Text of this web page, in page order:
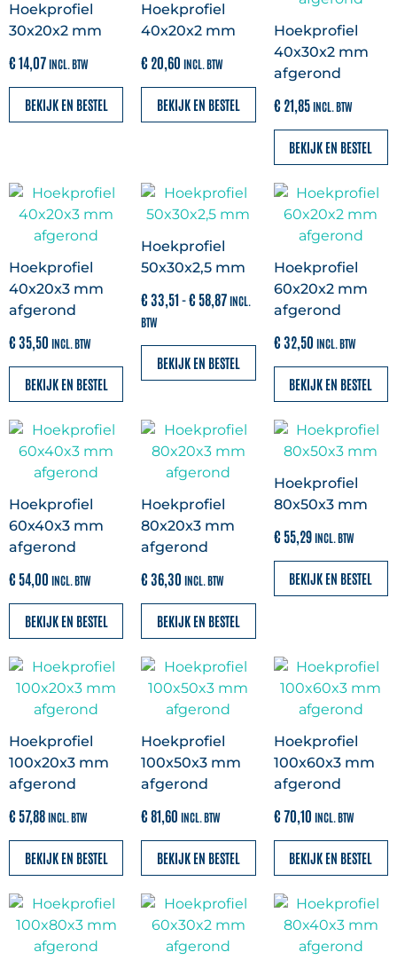
Milexx dakrandpanelen (0
Milexx dakrandpanelen haakse
hoek (0
)
Kunststof boeidelen
Milexx boeidelen
Vinyplus boeidelen (0)
Overstekken en buitenplafonds (
Holle schrootpanelen
Milexx platpanelen (0
Volschuim boeidelen (0)
Deeplas boeidelen (0)
Milexx Bigboard dakrandpanelen
met structuurfolie
0)
Milexx Volschuim dakranden (0)
Kunststof dagkantafwerking
Afwerkprofielen en plinten
Hoekprofiel
30x20x2 mm
€ 14,07INCL. BTW
BEKIJK EN BESTEL
Hoekprofiel
40x20x2 mm
€ 20,60 INCL. BTW
BEKIJK EN BESTEL
Hoekprofiel
40x30x2 mm
afgerond
€ 21,85INCL. BTW
BEKIJK EN BESTEL
Hoekprofiel
40x20x3 mm
afgerond
€ 35,50 INCL. BTW
BEKIJK EN BESTEL
Hoekprofiel
50x30x2,5 mm
€ 33,51-€ 58,87INCL.
BTW
BEKIJK EN BESTEL
Hoekprofiel
60x20x2 mm
afgerond
€ 32,50 INCL. BTW
BEKIJK EN BESTEL
Hoekprofiel
60x40x3 mm
afgerond
€ 54,00 INCL. BTW
BEKIJK EN BESTEL
Hoekprofiel
80x20x3 mm
afgerond
€ 36,30 INCL. BTW
BEKIJK EN BESTEL
Hoekprofiel
80x50x3 mm
€ 55,29INCL. BTW
BEKIJK EN BESTEL
Hoekprofiel
100x20x3 mm
afgerond
€ 57,88INCL. BTW
BEKIJK EN BESTEL
Hoekprofiel
100x50x3 mm
afgerond
€ 81,60 INCL. BTW
BEKIJK EN BESTEL
Hoekprofiel
100x60x3 mm
afgerond
€ 70,10 INCL. BTW
BEKIJK EN BESTEL